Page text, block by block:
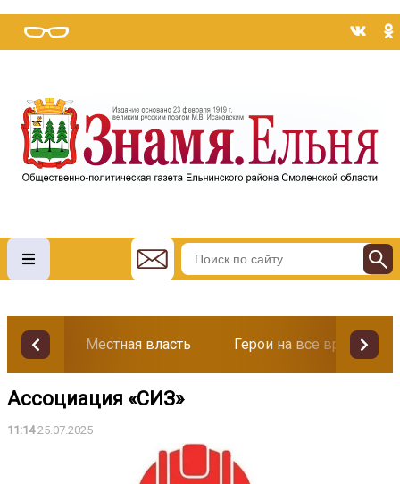
Местная власть Герои на все времена
Ассоциация «СИЗ»
11:1425.07.2025